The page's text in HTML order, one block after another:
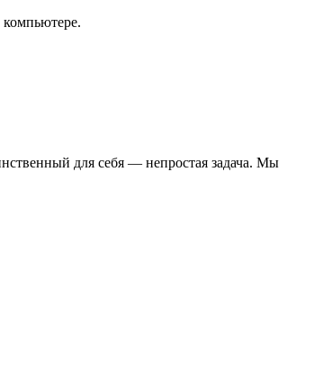
компьютере.
для себя — непростая задача. Мы